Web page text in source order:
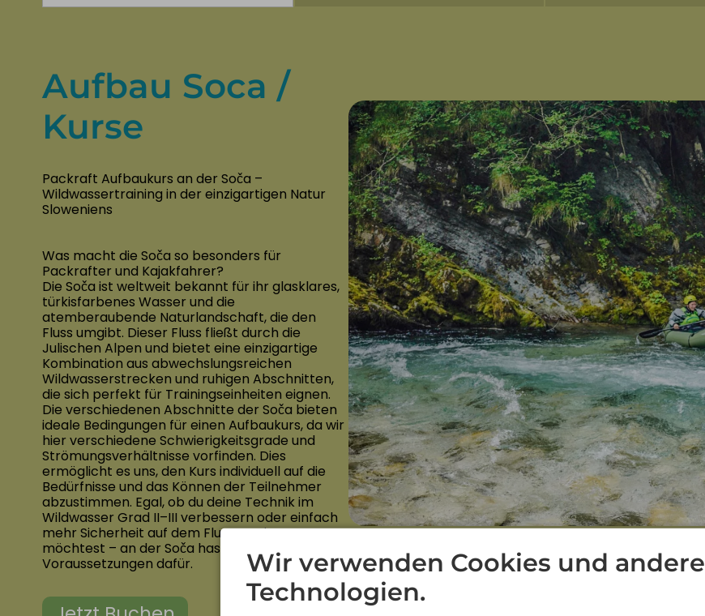
Aufbau Soca /
Kurse
Packraft Aufbaukurs an der Soča –
Wildwassertraining in der einzigartigen Natur
Sloweniens
Was macht die Soča so besonders für
Packrafter und Kajakfahrer?
Die Soča ist weltweit bekannt für ihr glasklares,
türkisfarbenes Wasser und die
atemberaubende Naturlandschaft, die den
Fluss umgibt. Dieser Fluss fließt durch die
Julischen Alpen und bietet eine einzigartige
Kombination aus abwechslungsreichen
Wildwasserstrecken und ruhigen Abschnitten,
die sich perfekt für Trainingseinheiten eignen.
Die verschiedenen Abschnitte der Soča bieten
ideale Bedingungen für einen Aufbaukurs, da wir
hier verschiedene Schwierigkeitsgrade und
Strömungsverhältnisse vorfinden. Dies
ermöglicht es uns, den Kurs individuell auf die
Bedürfnisse und das Können der Teilnehmer
abzustimmen. Egal, ob du deine Technik im
Wildwasser Grad II–III verbessern oder einfach
mehr Sicherheit auf dem Fluss gewinnen
möchtest – an der Soča hast du die perfekten
Voraussetzungen dafür.
Wir verwenden Cookies und andere
Technologien.